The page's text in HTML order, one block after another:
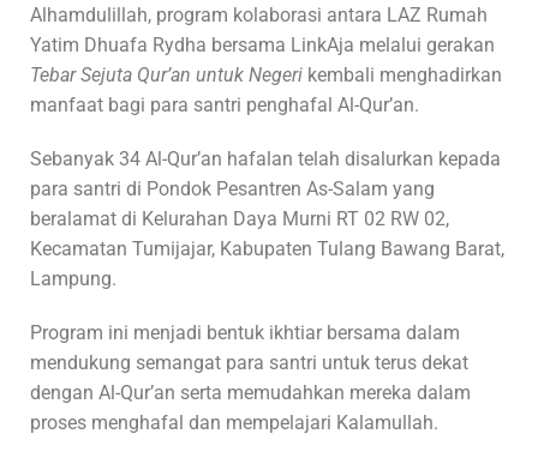
Alhamdulillah, program kolaborasi antara LAZ Rumah
Yatim Dhuafa Rydha bersama LinkAja melalui gerakan
Tebar Sejuta Qur’an untuk Negeri kembali menghadirkan
manfaat bagi para santri penghafal Al-Qur’an.
Sebanyak 34 Al-Qur’an hafalan telah disalurkan kepada
para santri di Pondok Pesantren As-Salam yang
beralamat di Kelurahan Daya Murni RT 02 RW 02,
Kecamatan Tumijajar, Kabupaten Tulang Bawang Barat,
Lampung.
Program ini menjadi bentuk ikhtiar bersama dalam
mendukung semangat para santri untuk terus dekat
dengan Al-Qur’an serta memudahkan mereka dalam
proses menghafal dan mempelajari Kalamullah.